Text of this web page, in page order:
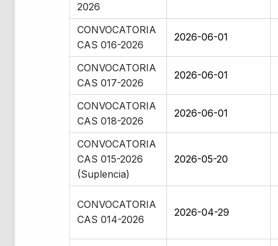
2026
CONVOCATORIA
CAS 016-2026
2026-06-01
CONVOCATORIA
CAS 017-2026
2026-06-01
CONVOCATORIA
CAS 018-2026
2026-06-01
CONVOCATORIA
CAS 015-2026
(Suplencia)
2026-05-20
CONVOCATORIA
CAS 014-2026
2026-04-29